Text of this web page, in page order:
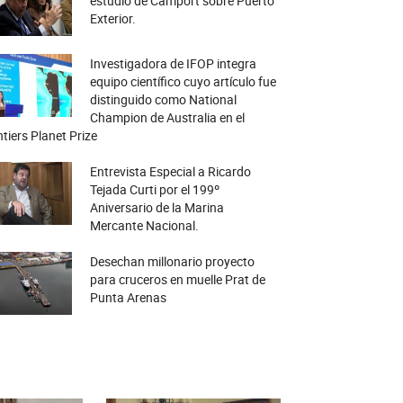
Exterior.
Investigadora de IFOP integra
equipo científico cuyo artículo fue
distinguido como National
Champion de Australia en el
Planet Prize
Entrevista Especial a Ricardo
Tejada Curti por el 199º
Aniversario de la Marina
Mercante Nacional.
Desechan millonario proyecto
para cruceros en muelle Prat de
Punta Arenas